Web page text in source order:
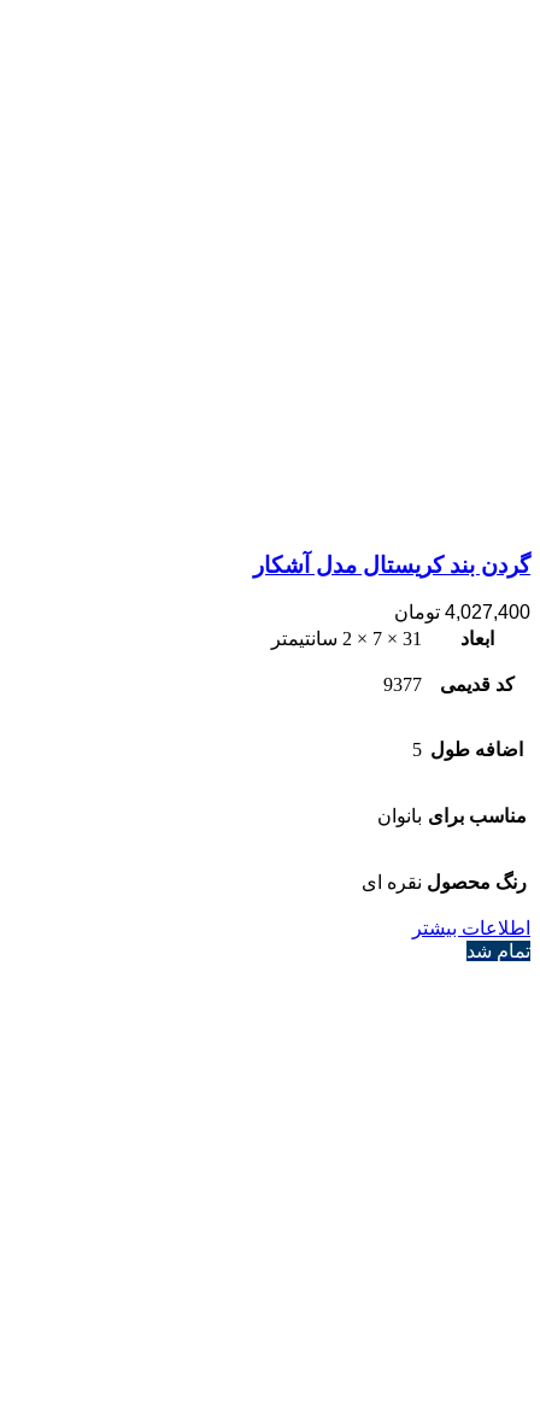
گردن بند کریستال مدل آشکار
4,027,400 تومان
ابعاد
31 × 7 × 2 سانتیمتر
کد قدیمی 9377
اضافه طول 5
مناسب برای بانوان
رنگ محصول نقره ای
اطلاعات بیشتر
تمام شد